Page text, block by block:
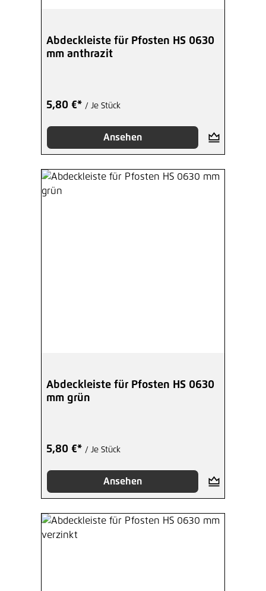
Abdeckleiste für Pfosten HS 0630
mm anthrazit
5,80 €* / Je Stück
Ansehen
Abdeckleiste für Pfosten HS 0630
mm grün
5,80 €* / Je Stück
Ansehen